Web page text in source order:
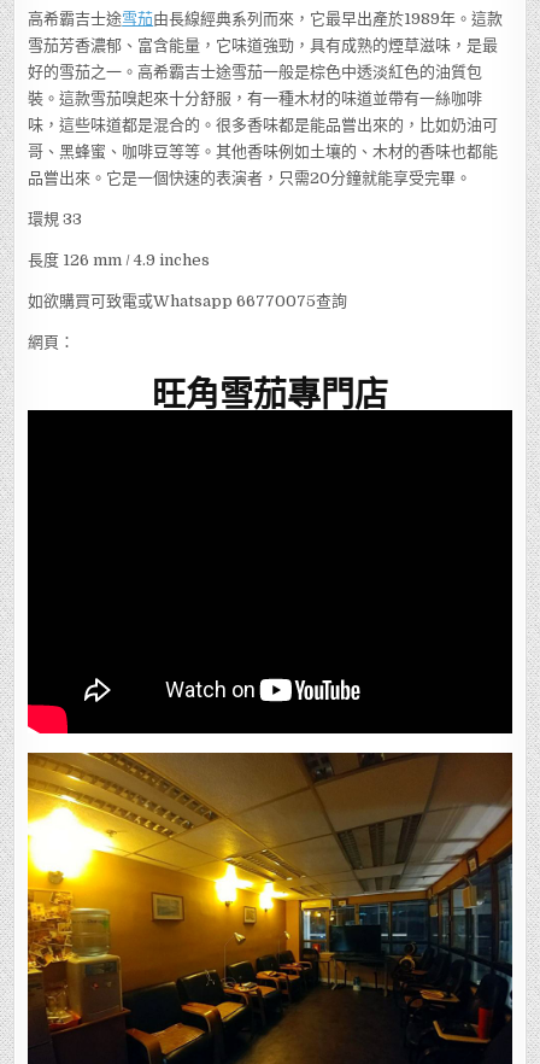
高希霸吉士途雪茄由長線經典系列而來，它最早出產於1989年。這款
雪茄芳香濃郁、富含能量，它味道強勁，具有成熟的煙草滋味，是最
好的雪茄之一。高希霸吉士途雪茄一般是棕色中透淡紅色的油質包
裝。這款雪茄嗅起來十分舒服，有一種木材的味道並帶有一絲咖啡
味，這些味道都是混合的。很多香味都是能品嘗出來的，比如奶油可
哥、黑蜂蜜、咖啡豆等等。其他香味例如土壤的、木材的香味也都能
品嘗出來。它是一個快速的表演者，只需20分鐘就能享受完畢。
環規 33
長度 126 mm / 4.9 inches
如欲購買可致電或Whatsapp 66770075查詢
網頁：
旺角雪茄專門店